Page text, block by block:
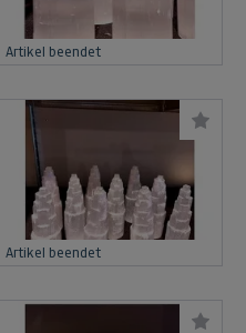
Artikel beendet
Artikel beendet